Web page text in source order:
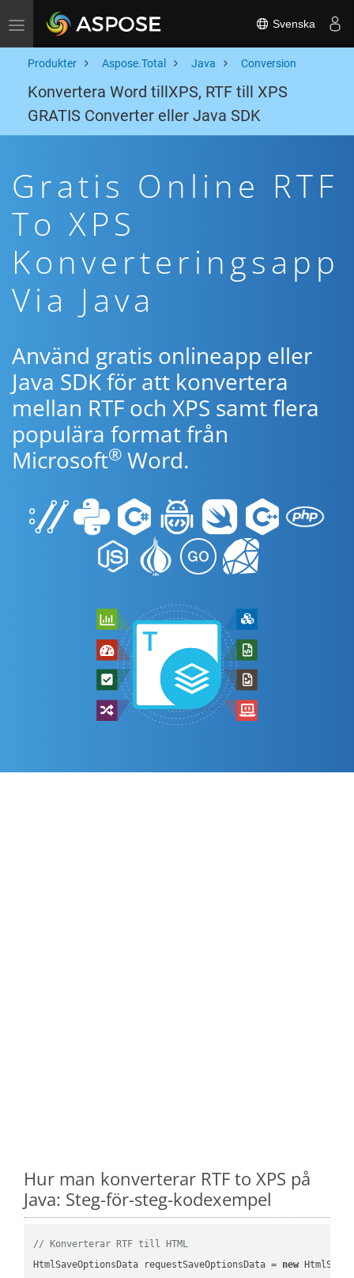
Toggle navigation Svenska
Produkter Aspose.Total Java Conversion
Konvertera Word tillXPS, RTF till XPS
GRATIS Converter eller Java SDK
Gratis Online RTF
To XPS
Konverteringsapp
Via Java
Använd gratis onlineapp eller
Java SDK för att konvertera
mellan RTF och XPS samt flera
populära format från
Microsoft® Word.
Hur man konverterar RTF to XPS på
Java: Steg-för-steg-kodexempel
// Konverterar RTF till HTML
HtmlSaveOptionsData requestSaveOptionsData = new